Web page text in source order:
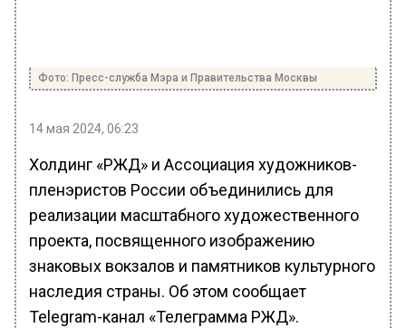
Фото: Пресс-служба Мэра и Правительства Москвы
14 мая 2024, 06:23
Холдинг «РЖД» и Ассоциация художников-
пленэристов России объединились для
реализации масштабного художественного
проекта, посвященного изображению
знаковых вокзалов и памятников культурного
наследия страны. Об этом сообщает
Telegram-канал «Телеграмма РЖД».